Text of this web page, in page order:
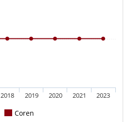
Coren
2018 2019 2020 2021 2023